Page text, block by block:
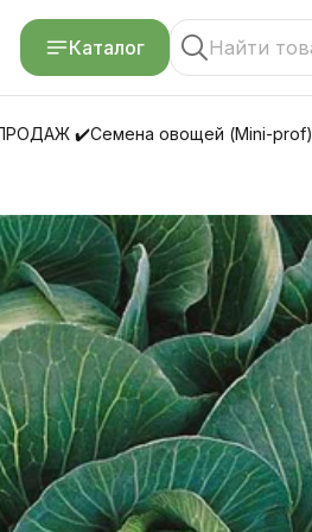
Каталог
✔️Семена овощей (Mini-prof)